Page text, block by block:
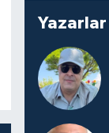
Yazarlar